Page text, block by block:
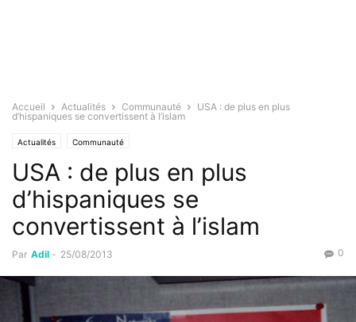
Accueil Actualités Communauté
USA : de plus en plus
d’hispaniques se convertissent à l’islam
Actualités Communauté
USA : de plus en plus
d’hispaniques se
convertissent à l’islam
Par Adil - 25/08/2013 0